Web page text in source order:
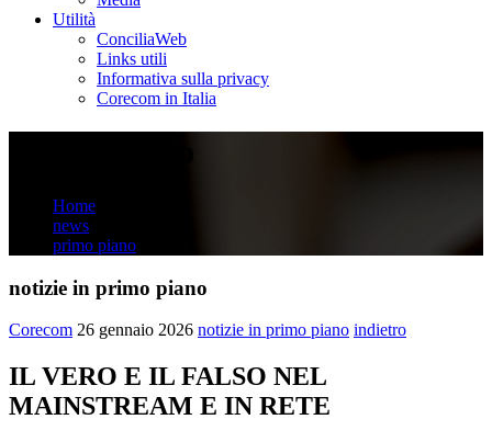
Utilità
ConciliaWeb
Links utili
Informativa sulla privacy
Corecom in Italia
Home
news
primo piano
notizie in primo piano
Corecom 26 gennaio 2026 notizie in primo piano indietro
IL VERO E IL FALSO NEL
MAINSTREAM E IN RETE